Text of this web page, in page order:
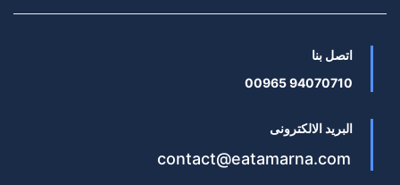
اتصل بنا
94070710 00965
البريد الالكترونى
contact@eatamarna.com